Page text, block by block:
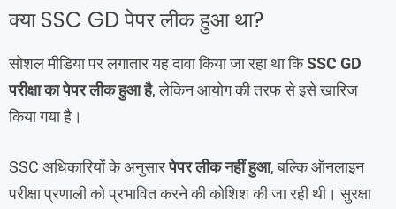
क्या SSC GD पेपर लीक हुआ था?
सोशल मीडिया पर लगातार यह दावा किया जा रहा था किSSC GD
परीक्षा का पेपर लीक हुआ है, लेकिन आयोग की तरफ से इसे खारिज
किया गया है।
SSC अधिकारियों के अनुसारपेपर लीक नहीं हुआ, बल्कि ऑनलाइन
परीक्षा प्रणाली को प्रभावित करने की कोशिश की जा रही थी। सुरक्षा